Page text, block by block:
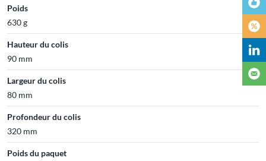
Poids
630 g
Hauteur du colis
90 mm
Largeur du colis
80 mm
Profondeur du colis
320 mm
Poids du paquet